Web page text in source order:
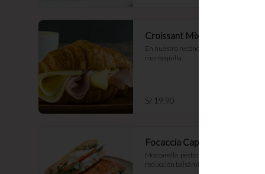
Croissant Mixto
En nuestro reconocido croissant de
mantequilla.
S/ 19.90
Focaccia Capresse
Mozzarella, pesto de cashews, tomate,
reducción balsámica.